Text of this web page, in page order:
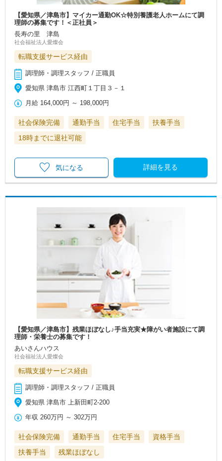
【愛知県／津島市】マイカー通勤OK☆特別養護老人ホームにて調
理師の募集です！＜正社員＞
長寿の里 津島
社会福祉法人愛燦会
転職支援サービス経由
調理師・調理スタッフ / 正職員
愛知県 津島市 江西町１丁目３－１
月給 164,000円 ～ 198,000円
社会保険完備 通勤手当 住宅手当
扶養手当
18時までに退社可能
詳細を見る
気になる
【愛知県／津島市】残業ほぼなし♪手当充実★障がい者施設にて調
理師・栄養士の募集です！
あいさんハウス
社会福祉法人愛燦会
転職支援サービス経由
調理師・調理スタッフ / 正職員
愛知県 津島市 上新田町2‐200
年収 260万円 ～302万円
社会保険完備 通勤手当 住宅手当
資格手当
扶養手当
残業ほぼなし